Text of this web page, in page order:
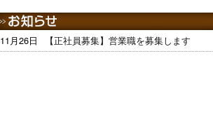
11月26日 【正社員募集】営業職を募集します